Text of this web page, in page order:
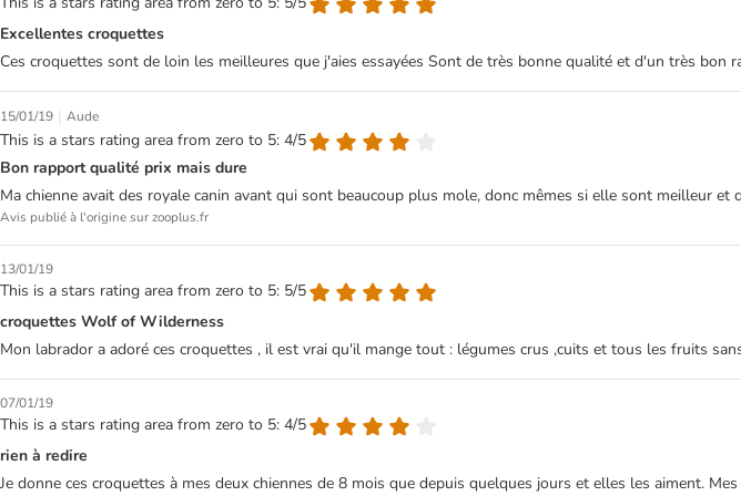
Excellentes croquettes
Ces croquettes sont de loin les meilleures que j'aies essayées Sont de très bonne qualité et d'un très
15/01/19 | Aude
This is a stars rating area from zero to 5: 4/5
Bon rapport qualité prix mais dure
Ma chienne avait des royale canin avant qui sont beaucoup plus mole, donc mêmes si elle sont meilleur
Avis publié à l'origine sur zooplus.fr
13/01/19
This is a stars rating area from zero to 5: 5/5
croquettes Wolf of Wilderness
Mon labrador a adoré ces croquettes , il est vrai qu'il mange tout : légumes crus ,cuits et tous les fruits
07/01/19
This is a stars rating area from zero to 5: 4/5
rien à redire
Je donne ces croquettes à mes deux chiennes de 8 mois que depuis quelques jours et elles les aiment.